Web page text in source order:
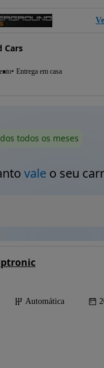
Cars
Entrega em casa
todos os meses
valeo seu
Automática